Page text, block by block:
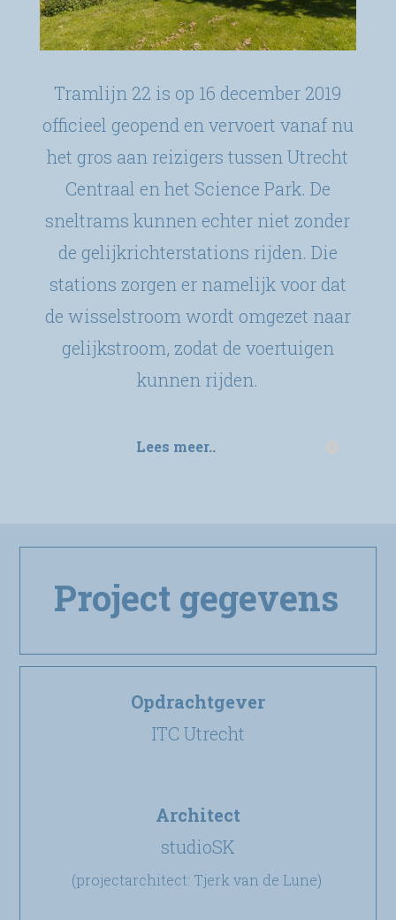
Tramlijn 22 is op 16 december 2019
officieel geopend en vervoert vanaf nu
het gros aan reizigers tussen Utrecht
Centraal en het Science Park. De
sneltrams kunnen echter niet zonder
de gelijkrichterstations rijden. Die
stations zorgen er namelijk voor dat
de wisselstroom wordt omgezet naar
gelijkstroom, zodat de voertuigen
kunnen rijden.
Lees meer..
Project gegevens
Opdrachtgever
ITC Utrecht
Architect
studioSK
(projectarchitect: Tjerk van de Lune)